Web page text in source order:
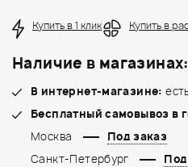
Купить в 1 клик Купить в
Наличие в магазинах:
В интернет-магазине:
Бесплатный самовывоз в
Москва
Под заказ
Санкт-Петербург
Под